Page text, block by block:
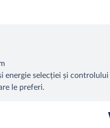
energie selecției și controlului
le preferi.